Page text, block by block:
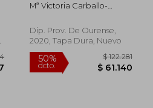
Mª Victoria Carballo-
Dip. Prov. De Ourense,
2020, Tapa Dura, Nuevo